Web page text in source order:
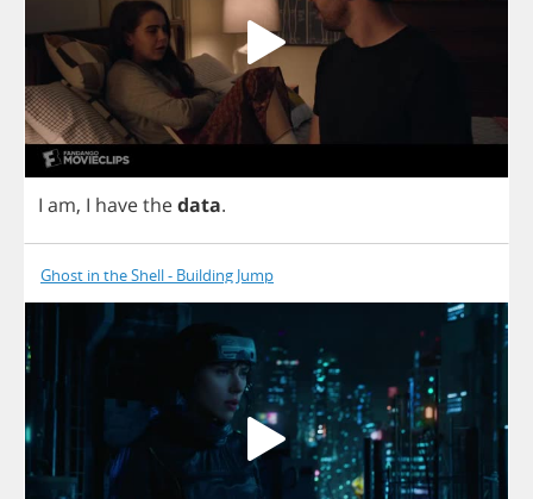
I am, I havethedata.
Ghost in the Shell - Building Jump